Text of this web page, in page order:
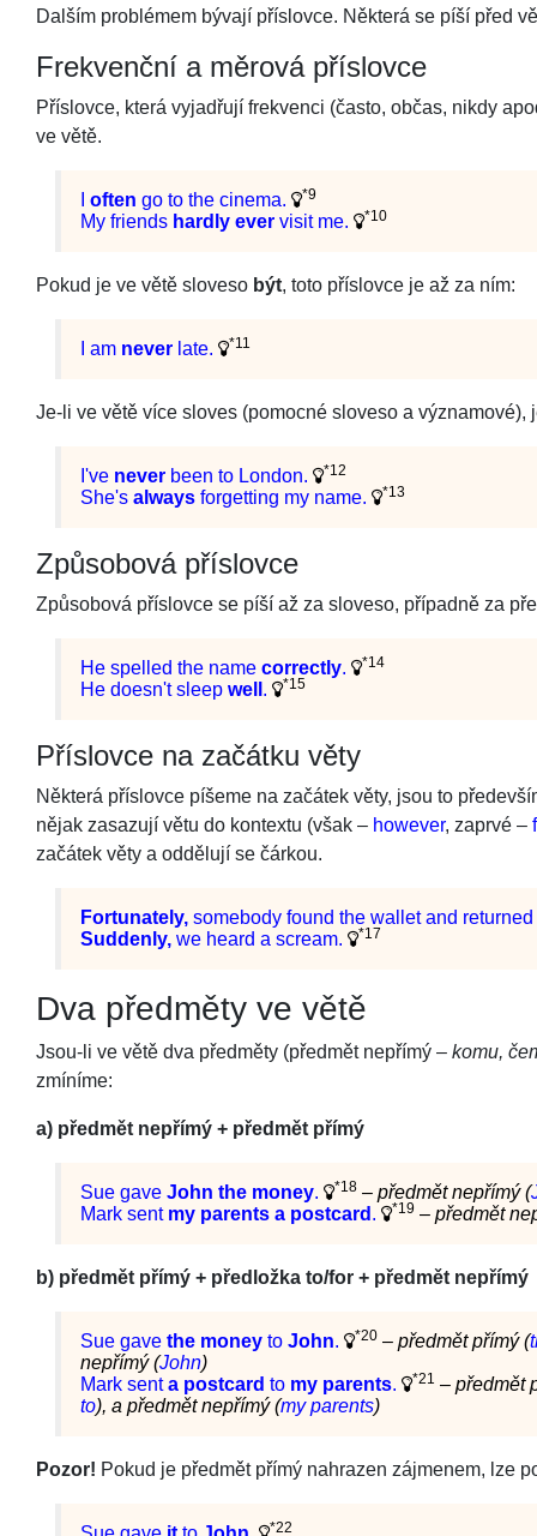
Dalším problémem bývají příslovce. Některá se píší před
Frekvenční a měrová příslovce
Příslovce, která vyjadřují frekvenci (často, občas, nikdy
ve větě.
often go to the cinema. *9
My friends hardly ever visit me. *10
Pokud je ve větě sloveso být, toto příslovce je až za ním:
I am never late. *11
Je-li ve větě více sloves (pomocné sloveso a
I've never been to London. *12
She's always forgetting my name. *13
Způsobová příslovce
Způsobová příslovce se píší až za sloveso, případně za
He spelled the name correctly. *14
He doesn't sleep well . *15
Příslovce na začátku věty
Některá příslovce píšeme na začátek věty, jsou to
nějak zasazují větu do kontextu (však – however, zaprvé –
začátek věty a oddělují se čárkou.
Fortunately, somebody found the wallet and returned
Suddenly, we heard a scream. *17
Dva předměty ve větě
Jsou-li ve větě dva předměty (předmět nepřímý – komu,
zmíníme:
a) předmět nepřímý + předmět přímý
Sue gave John the money. *18 – předmět nepřímý (
Mark sent my parents a postcard . *19 – předmět
b) předmět přímý + předložka to/for + předmět nepřímý
Sue gave the money to John. *20 – předmět přímý (
nepřímý (John)
Mark senta postcard to my parents. *21 – předmět
to), a předmět nepřímý (my parents)
Pozor! Pokud je předmět přímý nahrazen zájmenem, lze
*22